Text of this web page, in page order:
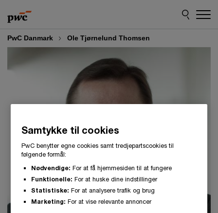
to
content
to
footer
PwC Danmark Ole Tjørnelund Thomsen
Samtykke til cookies
PwC benytter egne cookies samt tredjepartscookies til
følgende formål:
Nødvendige: For at få hjemmesiden til at fungere
Funktionelle: For at huske dine indstillinger
Statistiske: For at analysere trafik og brug
Marketing: For at vise relevante annoncer